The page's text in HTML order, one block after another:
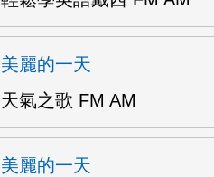
美麗的一天
天氣之歌 FM AM
美麗的一天